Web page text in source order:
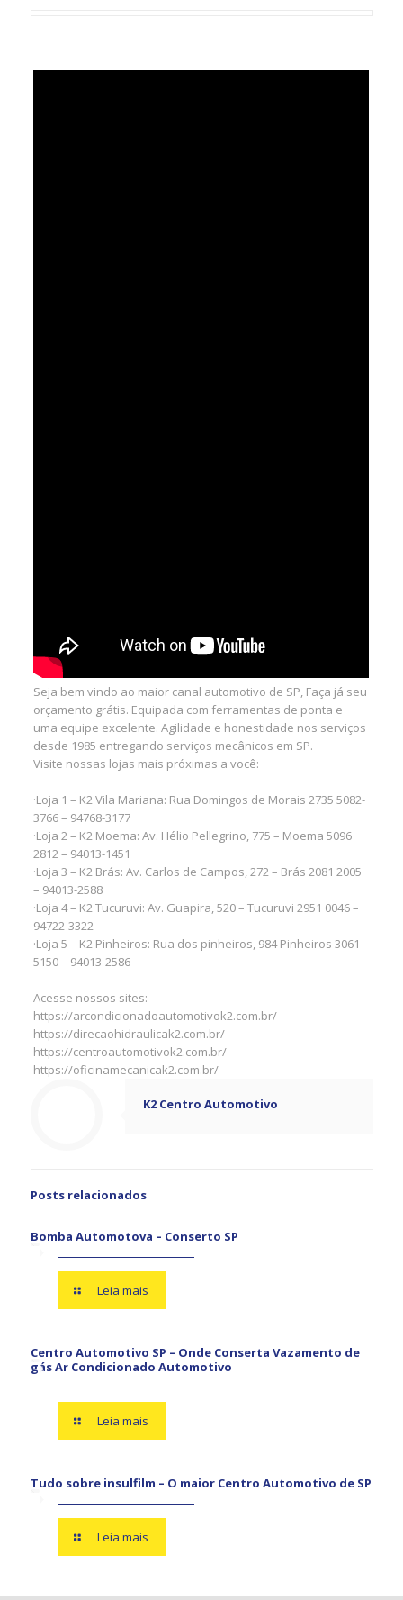
Seja bem vindo ao maior canal automotivo de SP, Faça já seu
orçamento grátis. Equipada com ferramentas de ponta e
uma equipe excelente. Agilidade e honestidade nos serviços
desde 1985 entregando serviços mecânicos em SP.
Visite nossas lojas mais próximas a você:
·Loja 1 – K2 Vila Mariana: Rua Domingos de Morais 2735 5082-
3766 – 94768-3177
·Loja 2 – K2 Moema: Av. Hélio Pellegrino, 775 – Moema 5096
2812 – 94013-1451
·Loja 3 – K2 Brás: Av. Carlos de Campos, 272 – Brás 2081 2005
– 94013-2588
·Loja 4 – K2 Tucuruvi: Av. Guapira, 520 – Tucuruvi 2951 0046 –
94722-3322
·Loja 5 – K2 Pinheiros: Rua dos pinheiros, 984 Pinheiros 3061
5150 – 94013-2586
Acesse nossos sites:
https://arcondicionadoautomotivok2.com.br/
https://direcaohidraulicak2.com.br/
https://centroautomotivok2.com.br/
https://oficinamecanicak2.com.br/
K2 Centro Automotivo
Posts relacionados
Bomba Automotova – Conserto SP
Leia mais
Centro Automotivo SP – Onde Conserta Vazamento de
gás Ar Condicionado Automotivo
Leia mais
Tudo sobre insulfilm – O maior Centro Automotivo de SP
Leia mais